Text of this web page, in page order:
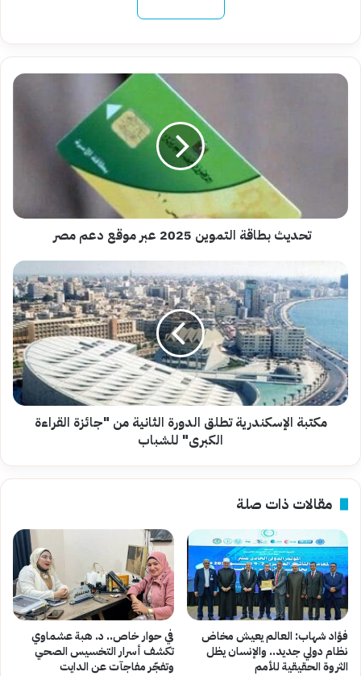
تحديث
تحديث بطاقة التموين 2025 عبر موقع دعم مصر
مكتبة
الإسكندرية
تطلق
الثانية
من
"جائزة
القراءة
الكبرى"
للشباب
مكتبة الإسكندرية تطلق الدورة الثانية من "جائزة القراءة
الكبرى" للشباب
مقالات ذات صلة
فؤاد شهاب: العالم يعيش مخاض
نظام دولي جديد.. والإنسان يظل
الثروة الحقيقية للأمم
في حوار خاص.. د. هبة عشماوي
تكشف أسرار التخسيس الصحي
وتفجّر مفاجآت عن الدايت